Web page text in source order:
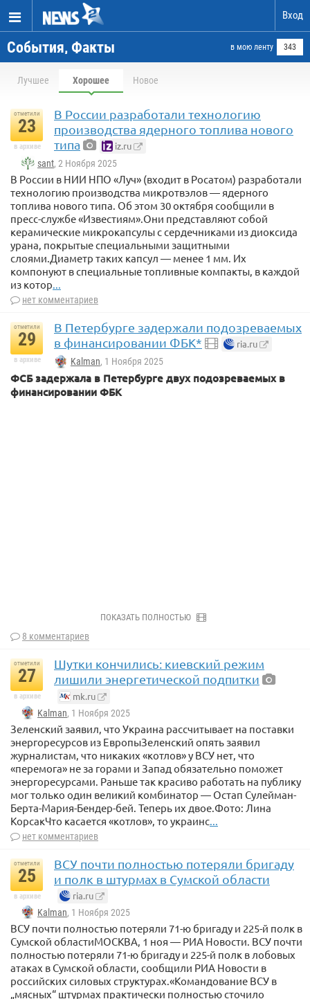
Вход
События, Факты в мою ленту 343
Лучшее Хорошее Новое
отметили
23
в архиве
В России разработали технологию
производства ядерного топлива нового
типа
iz.ru
sant, 2 Ноября 2025
В России в НИИ НПО «Луч» (входит в Росатом) разработали
технологию производства микротвэлов — ядерного
топлива нового типа. Об этом 30 октября сообщили в
пресс-службе «Известиям».Они представляют собой
керамические микрокапсулы с сердечниками из диоксида
урана, покрытые специальными защитными
слоями.Диаметр таких капсул — менее 1 мм. Их
компонуют в специальные топливные компакты, в каждой
из котор...
нет комментариев
отметили
29
в архиве
В Петербурге задержали подозреваемых
в финансировании ФБК*
ria.ru
Kalman, 1 Ноября 2025
ФСБ задержала в Петербурге двух подозреваемых в
финансировании ФБК
С.-ПЕТЕРБУРГ, 1 ноя — РИА Новости.Подозреваемых в
финансировании ФБК* (признан в России экстремистским
и ликвидирован) задержали в Санкт-Петербурге, сообщила
пресс-служба УФСБ России по Санкт-Петербургу и
Ленинградской области.
«В ходе проведенных оперативно-разыскных
мероприятий установлено, что указанные граждане
инициативно оказывали финансовую помощь НКО „ФБК“*,
деятельность которой направлена против безопасности
Российской Федерации», — говорится в сообщении.
По этому факту возбуждены уголовные дела по ч.1 ст. 282.3
УК РФ (финансирование экстремистской деятельности).
Судя по кадрам видео, предоставленном УФСБ, задержаны
Сообщается, что фигурантам избрана мера пресечения в
виде подписки о невыезде.
* признан в России экстремистским и ликвидирован
ПОКАЗАТЬ ПОЛНОСТЬЮ
8 комментариев
отметили
27
в архиве
Шутки кончились: киевский режим
лишили энергетической подпитки
mk.ru
Kalman, 1 Ноября 2025
Зеленский заявил, что Украина рассчитывает на поставки
энергоресурсов из ЕвропыЗеленский опять заявил
журналистам, что никаких «котлов» у ВСУ нет, что
«перемога» не за горами и Запад обязательно поможет
энергоресурсами. Раньше так красиво работать на публику
мог только один великий комбинатор — Остап Сулейман-
Берта-Мария-Бендер-бей. Теперь их двое.Фото: Лина
КорсакЧто касается «котлов», то украинс...
нет комментариев
отметили
25
в архиве
ВСУ почти полностью потеряли бригаду
и полк в штурмах в Сумской области
ria.ru
Kalman, 1 Ноября 2025
ВСУ почти полностью потеряли 71-ю бригаду и 225-й полк в
Сумской областиМОСКВА, 1 ноя — РИА Новости. ВСУ почти
полностью потеряли 71-ю бригаду и 225-й полк в лобовых
атаках в Сумской области, сообщили РИА Новости в
российских силовых структурах.«Командование ВСУ в
„мясных“ штурмах практически полностью сточило